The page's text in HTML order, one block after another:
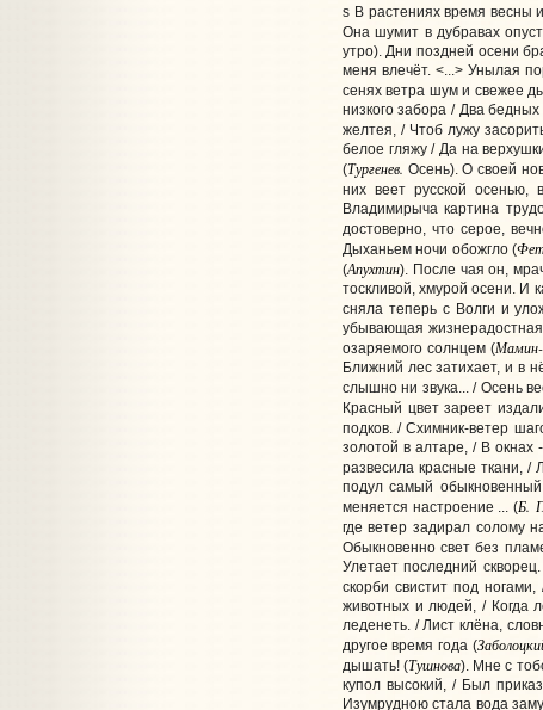
s В растениях время весны
Она шумит в дубравах
утро). Дни поздней осени
меня влечёт. <...> Унылая
сенях ветра шум и свежее
низкого забора / Два
желтея, / Чтоб лужу
белое гляжу / Да на
(Тургенев. Осень). О своей
них веет русской осенью,
Владимирыча картина
достоверно, что серое,
Дыханьем ночи обожгло (
(Апухтин). После чая он,
тоскливой, хмурой осени. И
сняла теперь с Волги и
убывающая
озаряемого солнцем (
Ближний лес затихает, и в
слышно ни звука... / Осень
Красный цвет зареет
подков. / Схимник-ветер
золотой в алтаре, / В окнах
развесила красные ткани, /
подул самый обыкновенный
меняется настроение ... (Б.
где ветер задирал солому
Обыкновенно свет без
Улетает последний
скорби свистит под
животных и людей, / Когда
леденеть. / Лист клёна,
другое время года (
дышать! (Тушнова). Мне с
купол высокий, / Был
Изумрудною стала вода